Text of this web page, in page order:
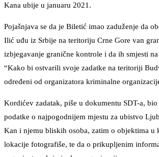
Kana ubije u januaru 2021.
Pojašnjava se da je Biletić imao zaduženje da
Ilić uđu iz Srbije na teritoriju Crne Gore van
izbjegavanje granične kontrole i da ih smjesti
“Kako bi ostvarili svoje zadatke na teritoriji
određeni od organizatora kriminalne
Kordićev zadatak, piše u dokumentu SDT-a,
podatke o najpogodnijem mjestu za ubistvo
Kan i njemu bliskih osoba, zatim o objektima u
lokacije fotografiše, te da o prikupljenim